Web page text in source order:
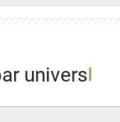
univers